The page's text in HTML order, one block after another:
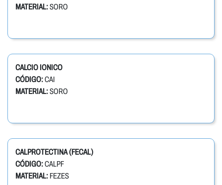
MATERIAL:SORO
CALCIO IONICO
CÓDIGO:CAI
MATERIAL:SORO
CALPROTECTINA (FECAL)
CÓDIGO:CALPF
MATERIAL: FEZES